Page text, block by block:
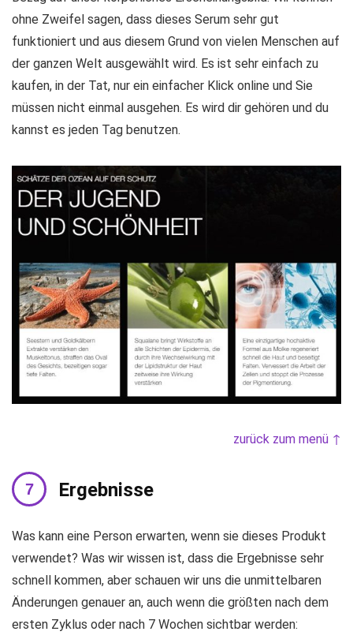
ohne Zweifel sagen, dass dieses Serum sehr gut
funktioniert und aus diesem Grund von vielen Menschen auf
der ganzen Welt ausgewählt wird. Es ist sehr einfach zu
kaufen, in der Tat, nur ein einfacher Klick online und Sie
müssen nicht einmal ausgehen. Es wird dir gehören und du
kannst es jeden Tag benutzen.
zurück zum menü ↑
Ergebnisse
Was kann eine Person erwarten, wenn sie dieses Produkt
verwendet? Was wir wissen ist, dass die Ergebnisse sehr
schnell kommen, aber schauen wir uns die unmittelbaren
Änderungen genauer an, auch wenn die größten nach dem
ersten Zyklus oder nach 7 Wochen sichtbar werden: